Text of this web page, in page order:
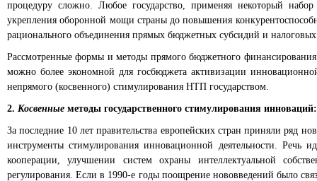
процедуру сложно. Любое государство, применяя некоторый
укрепления оборонной мощи страны до повышения
рационального объединения прямых бюджетных субсидий и
Рассмотренные формы и методы прямого бюджетного
можно более экономной для госбюджета активизации
непрямого (косвенного) стимулирования НТП государством.
2. Косвенные методы государственного стимулирования
За последние 10 лет правительства европейских стран приняли ряд
инструменты стимулирования инновационной деятельности. Речь
кооперации, улучшении систем охраны интеллектуальной
регулирования. Если в 1990-е годы поощрение нововведений было